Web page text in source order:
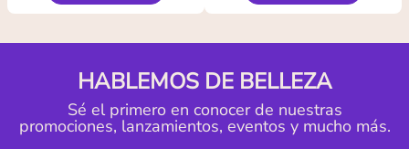
HABLEMOS DE BELLEZA
Sé el primero en conocer de nuestras
promociones, lanzamientos, eventos y mucho más.